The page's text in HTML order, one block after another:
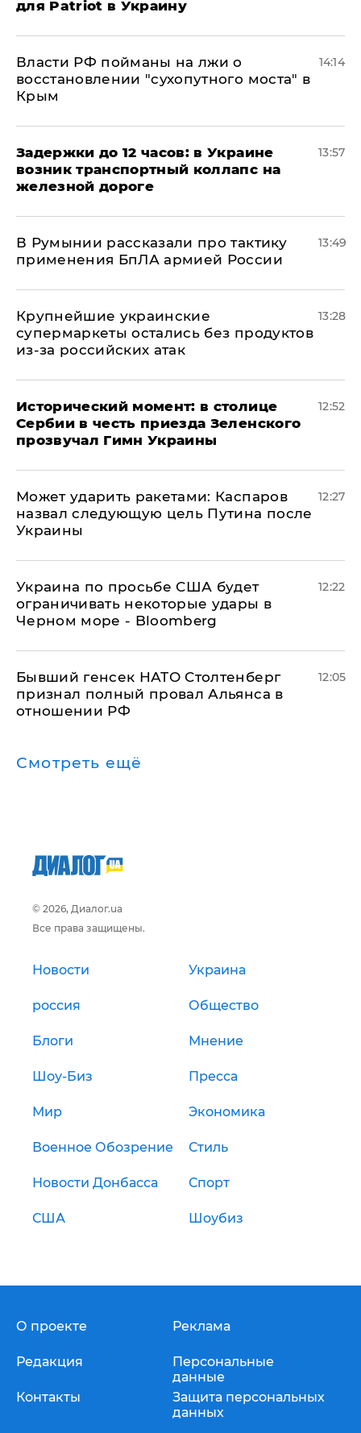
для Patriot в Украину
Власти РФ пойманы на лжи о
восстановлении "сухопутного моста" в
Крым
14:14
Задержки до 12 часов: в Украине
возник транспортный коллапс на
железной дороге
13:57
В Румынии рассказали про тактику
применения БпЛА армией России
13:49
Крупнейшие украинские
супермаркеты остались без продуктов
из-за российских атак
13:28
Исторический момент: в столице
Сербии в честь приезда Зеленского
прозвучал Гимн Украины
12:52
Может ударить ракетами: Каспаров
назвал следующую цель Путина после
Украины
12:27
Украина по просьбе США будет
ограничивать некоторые удары в
Черном море - Bloomberg
12:22
Бывший генсек НАТО Столтенберг
признал полный провал Альянса в
отношении РФ
12:05
Смотреть ещё
© 2026, Диалог.ua
Все права защищены.
Новости Украина
россия Общество
Блоги Мнение
Шоу-Биз Пресса
Мир Экономика
Военное Обозрение Стиль
Новости Донбасса Спорт
США Шоубиз
О проекте
Редакция
Контакты
Реклама
Персональные
данные
Защита персональных
данных